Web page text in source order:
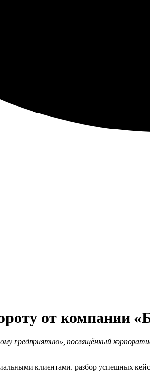
от компании
предприятию», посвящённый
клиентами, разбор успешных